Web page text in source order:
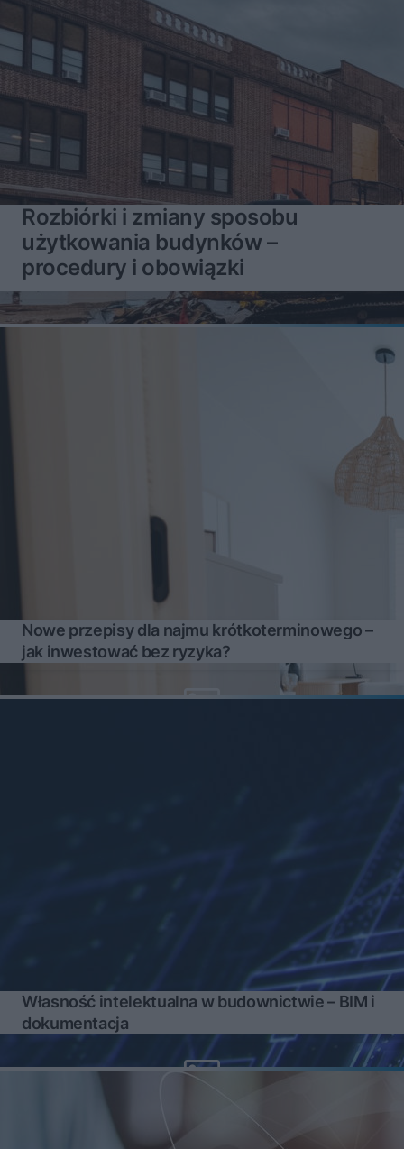
Rozbiórki i zmiany sposobu
użytkowania budynków –
procedury i obowiązki
Nowe przepisy dla najmu krótkoterminowego –
jak inwestować bez ryzyka?
Własność intelektualna w budownictwie – BIM i
dokumentacja